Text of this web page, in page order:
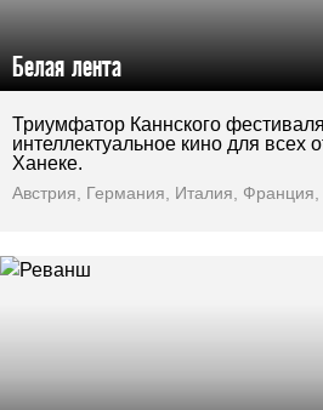
Белая лента
Триумфатор Каннского
интеллектуальное кино для всех
Ханеке.
Австрия, Германия, Италия, Франция,